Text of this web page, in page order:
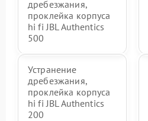
дребезжания,
проклейка корпуса
hi fi JBL Authentics
500
Устранение
дребезжания,
проклейка корпуса
hi fi JBL Authentics
200